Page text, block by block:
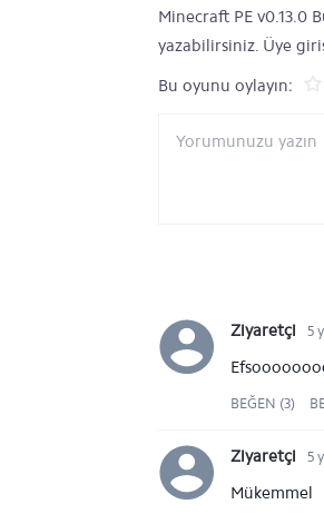
Minecraft PE v0.13.0
yazabilirsiniz. Üye
Bu oyunu oylayın:
Ziyaretçi 5
BEĞEN (3)
Ziyaretçi 5
Mükemmel